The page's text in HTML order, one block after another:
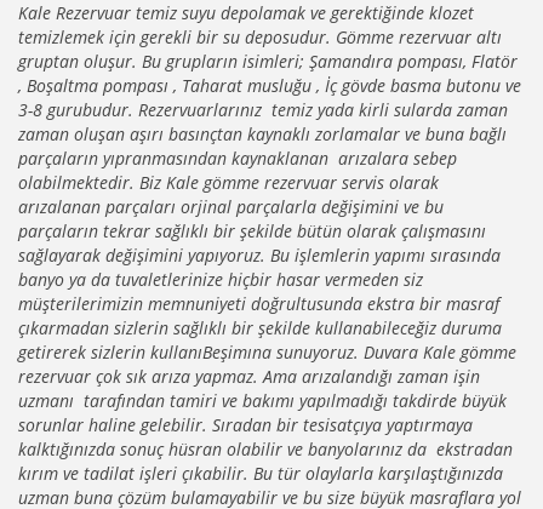
Kale Rezervuar temiz suyu depolamak ve gerektiğinde klozet
temizlemek için gerekli bir su deposudur. Gömme rezervuar altı
gruptan oluşur. Bu grupların isimleri; Şamandıra pompası, Flatör
, Boşaltma pompası , Taharat musluğu , İç gövde basma butonu ve
3-8 gurubudur. Rezervuarlarınız temiz yada kirli sularda zaman
zaman oluşan aşırı basınçtan kaynaklı zorlamalar ve buna bağlı
parçaların yıpranmasından kaynaklanan arızalara sebep
olabilmektedir. Biz Kale gömme rezervuar servis olarak
arızalanan parçaları orjinal parçalarla değişimini ve bu
parçaların tekrar sağlıklı bir şekilde bütün olarak çalışmasını
sağlayarak değişimini yapıyoruz. Bu işlemlerin yapımı sırasında
banyo ya da tuvaletlerinize hiçbir hasar vermeden siz
müşterilerimizin memnuniyeti doğrultusunda ekstra bir masraf
çıkarmadan sizlerin sağlıklı bir şekilde kullanabileceğiz duruma
getirerek sizlerin kullanıBeşimına sunuyoruz. Duvara Kale gömme
rezervuar çok sık arıza yapmaz. Ama arızalandığı zaman işin
uzmanı tarafından tamiri ve bakımı yapılmadığı takdirde büyük
sorunlar haline gelebilir. Sıradan bir tesisatçıya yaptırmaya
kalktığınızda sonuç hüsran olabilir ve banyolarınız da ekstradan
kırım ve tadilat işleri çıkabilir. Bu tür olaylarla karşılaştığınızda
uzman buna çözüm bulamayabilir ve bu size büyük masraflara yol